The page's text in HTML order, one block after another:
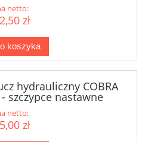
netto:
zł
koszyka
hydrauliczny COBRA
- szczypce nastawne
netto:
zł